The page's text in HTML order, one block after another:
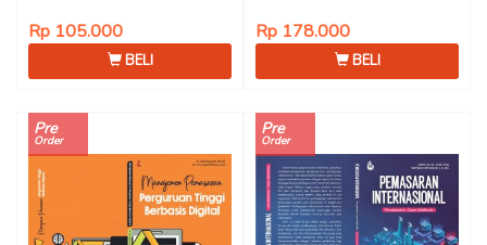
Rp 105.000
BELI
Rp 178.000
BELI
Pre
Order
Pre
Order